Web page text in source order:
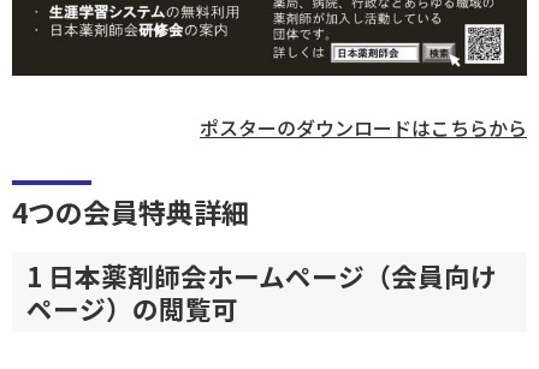
ポスターのダウンロードはこちらから
4つの会員特典詳細
1 日本薬剤師会ホームページ（会員向け
ページ）の閲覧可